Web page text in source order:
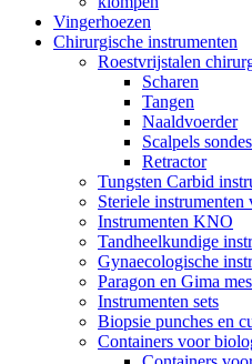
Vingerhoezen
Chirurgische instrumenten
Roestvrijstalen
Scharen
Tangen
Naaldvoerder
Scalpels
Retractor
Tungsten Carbid
Steriele
Instrumenten KNO
Tandheelkundige
Gynaecologische
Paragon en Gima
Instrumenten sets
Biopsie punches en
Containers voor